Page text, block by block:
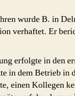
wurde B. in
verhaftet. Er
erfolgte in den
in dem Betrieb in
einen Kollegen